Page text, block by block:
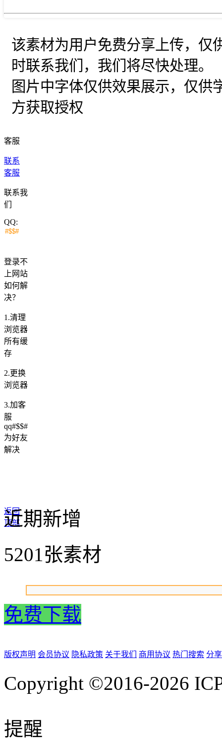
该素材为用户免费分享上传，仅
时联系我们，我们将尽快处理。
图片中字体仅供效果展示，仅供
方获取授权
客服
联系
客服
联系我
们
QQ:
登录不
上网站
如何解
决？
1.清理
浏览器
所有缓
存
2.更换
浏览器
3.加客
服
qq#$$#
为好友
解决
返回
顶部
近期新增
5201张素材
免费下载
版权声明 会员协议 隐私政策 关于我们 商用协议 热门搜索 分
Copyright ©2016-2026
提醒